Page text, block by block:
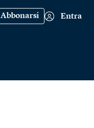
Abbonarsi Entra